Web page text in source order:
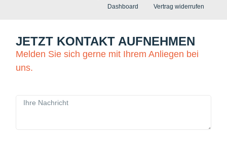
Dashboard
Vertrag widerrufen
JETZT KONTAKT AUFNEHMEN
Melden Sie sich gerne mit Ihrem Anliegen bei
uns.